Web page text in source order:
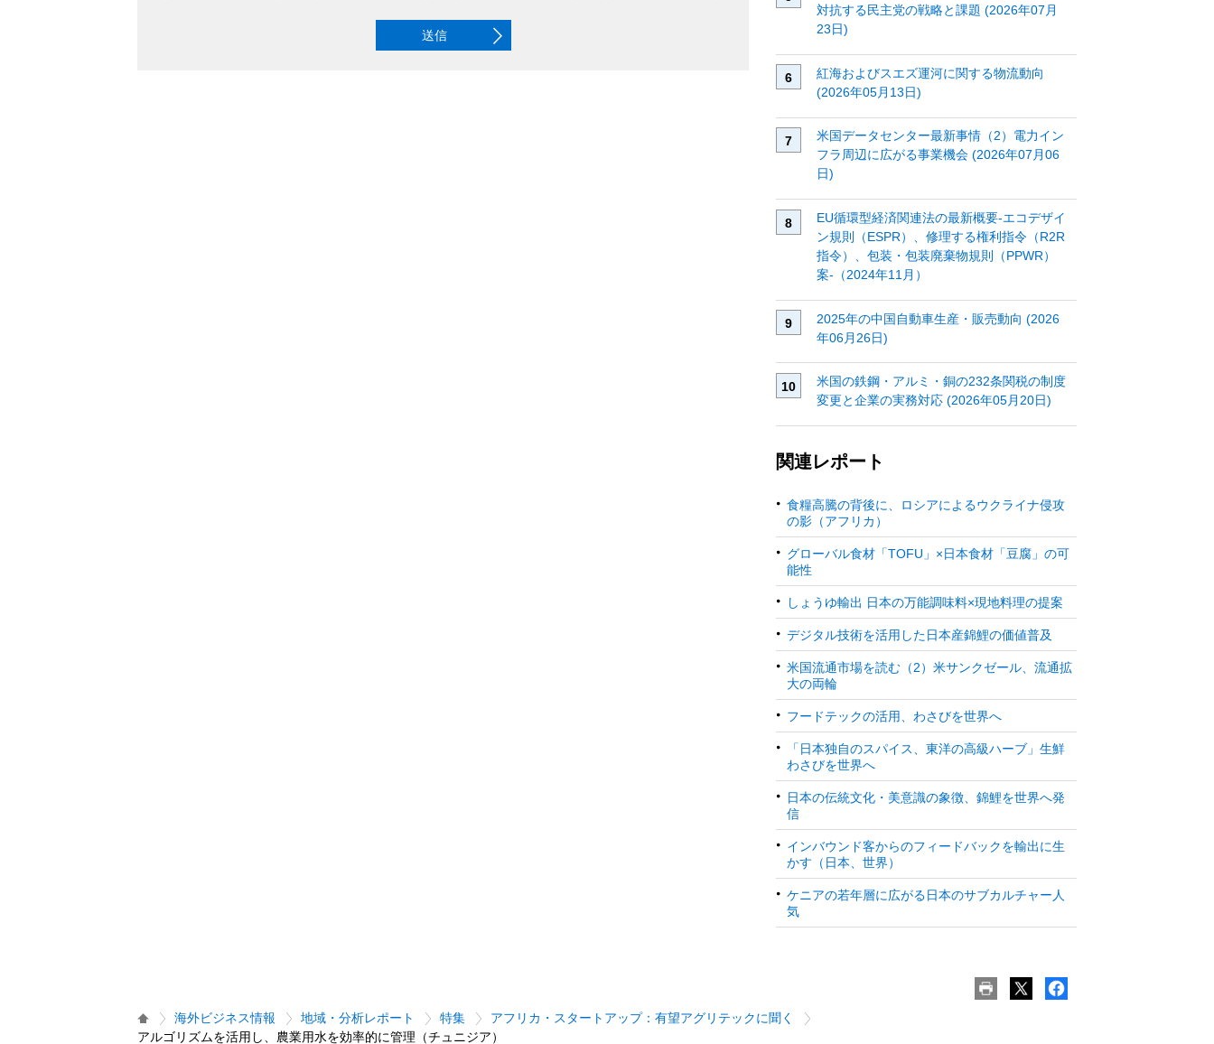
送信
対抗する民主党の戦略と課題 (2026年07月
23日)
紅海およびスエズ運河に関する物流動向
(2026年05月13日)
米国データセンター最新事情（2）電力イン
フラ周辺に広がる事業機会 (2026年07月06
日)
EU循環型経済関連法の最新概要‐エコデザイ
ン規則（ESPR）、修理する権利指令（R2R
指令）、包装・包装廃棄物規則（PPWR）
案‐（2024年11月）
2025年の中国自動車生産・販売動向 (2026
年06月26日)
米国の鉄鋼・アルミ・銅の232条関税の制度
変更と企業の実務対応 (2026年05月20日)
関連レポート
食糧高騰の背後に、ロシアによるウクライナ侵攻
の影（アフリカ）
グローバル食材「TOFU」×日本食材「豆腐」の可
能性
しょうゆ輸出 日本の万能調味料×現地料理の提案
デジタル技術を活用した日本産錦鯉の価値普及
米国流通市場を読む（2）米サンクゼール、流通拡
大の両輪
フードテックの活用、わさびを世界へ
「日本独自のスパイス、東洋の高級ハーブ」生鮮
わさびを世界へ
日本の伝統文化・美意識の象徴、錦鯉を世界へ発
信
インバウンド客からのフィードバックを輸出に生
かす（日本、世界）
ケニアの若年層に広がる日本のサブカルチャー人
気
海外ビジネス情報 地域・分析レポート 特集
アフリカ・スタートアップ：有望アグリテックに聞く
アルゴリズムを活用し、農業用水を効率的に管理（チュニジア）